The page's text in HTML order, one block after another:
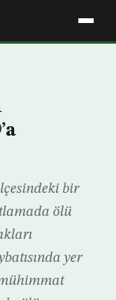
bir
ölü
yer